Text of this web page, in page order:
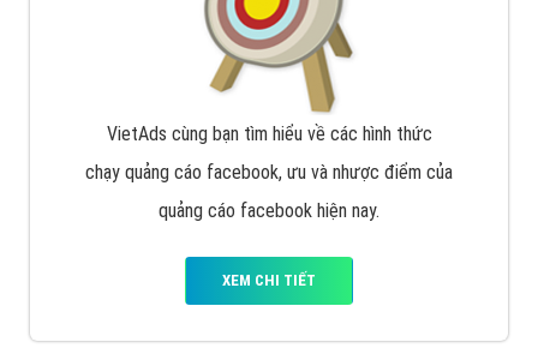
VietAds cùng bạn tìm hiểu về các hình thức
chạy quảng cáo facebook, ưu và nhược điểm của
quảng cáo facebook hiện nay.
XEM CHI TIẾT